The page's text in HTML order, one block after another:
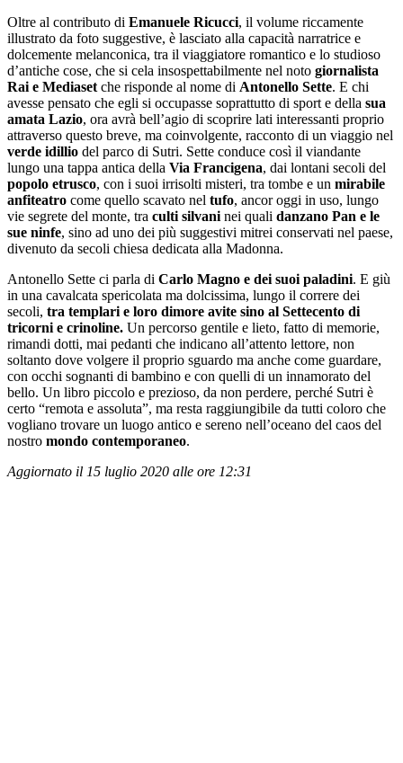
Oltre al contributo di Emanuele Ricucci, il volume riccamente
illustrato da foto suggestive, è lasciato alla capacità narratrice e
dolcemente melanconica, tra il viaggiatore romantico e lo studioso
d’antiche cose, che si cela insospettabilmente nel noto giornalista
Rai e Mediaset che risponde al nome di Antonello Sette. E chi
avesse pensato che egli si occupasse soprattutto di sport e della sua
amata Lazio, ora avrà bell’agio di scoprire lati interessanti proprio
attraverso questo breve, ma coinvolgente, racconto di un viaggio nel
verde idillio del parco di Sutri. Sette conduce così il viandante
lungo una tappa antica della Via Francigena, dai lontani secoli del
popolo etrusco, con i suoi irrisolti misteri, tra tombe e un mirabile
anfiteatro come quello scavato nel tufo, ancor oggi in uso, lungo
vie segrete del monte, tra culti silvani nei quali danzano Pan e le
sue ninfe, sino ad uno dei più suggestivi mitrei conservati nel paese,
divenuto da secoli chiesa dedicata alla Madonna.
Antonello Sette ci parla di Carlo Magno e dei suoi paladini. E giù
in una cavalcata spericolata ma dolcissima, lungo il correre dei
secoli, tra templari e loro dimore avite sino al Settecento di
tricorni e crinoline. Un percorso gentile e lieto, fatto di memorie,
rimandi dotti, mai pedanti che indicano all’attento lettore, non
soltanto dove volgere il proprio sguardo ma anche come guardare,
con occhi sognanti di bambino e con quelli di un innamorato del
bello. Un libro piccolo e prezioso, da non perdere, perché Sutri è
certo “remota e assoluta”, ma resta raggiungibile da tutti coloro che
vogliano trovare un luogo antico e sereno nell’oceano del caos del
nostro mondo contemporaneo.
Aggiornato il 15 luglio 2020 alle ore 12:31